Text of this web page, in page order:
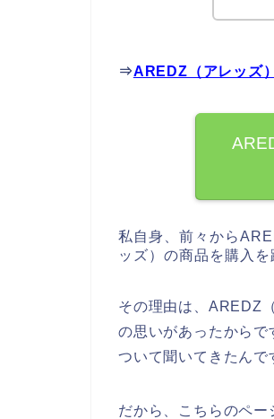
⇒AREDZ（アレッズ
私自身、前々から
ッズ）の商品を購入を
その理由は、AREDZ
の思いがあったから
ついて聞いてきたんで
だから、こちらのペ